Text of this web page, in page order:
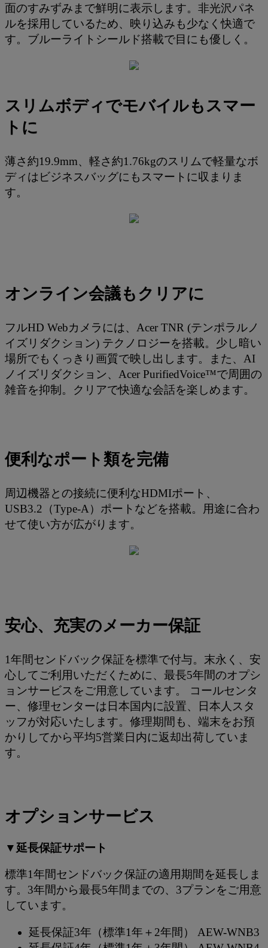
面のすみずみまで鮮明に表示します。非光沢パネ
ルを採用しているため、映り込みも少なく快適で
す。ブルーライトシールド搭載で目にも優しく。
スリムボディでモバイルもスマー
トに
薄さ約19.9mm、軽さ約1.76kgのスリムで軽量なボ
ディはビジネスバッグにもスマートに収まりま
す。
オンライン会議もクリアに
フルHD Webカメラには、Acer TNR (テンポラルノ
イズリダクション) テクノロジーを搭載。少し暗い
場所でもくっきり画質で映し出します。また、AI
ノイズリダクション、Acer PurifiedVoice™で周囲の
雑音を抑制。クリアで快適な会話を楽しめます。
便利なポート類を完備
周辺機器との接続に便利なHDMIポート、
USB3.2（Type-A）ポートなどを搭載。用途に合わ
せて使い方が広がります。
安心、充実のメーカー保証
1年間センドバック保証を標準で付与。末永く、安
心してご利用いただくために、最長5年間のオプシ
ョンサービスをご用意しています。 コールセンタ
ー、修理センターは日本国内に設置、日本人スタ
ッフが対応いたします。修理期間も、端末をお預
かりしてから平均5営業日内に返却出荷していま
す。
オプションサービス
▼延長保証サポート
標準1年間センドバック保証の適用期間を延長しま
す。3年間から最長5年間までの、3プランをご用意
しています。
延長保証3年（標準1年＋2年間） AEW-WNB3